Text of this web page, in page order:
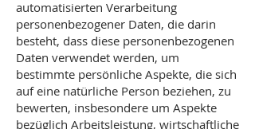
automatisierten Verarbeitung
personenbezogener Daten, die darin
besteht, dass diese personenbezogenen
Daten verwendet werden, um
bestimmte persönliche Aspekte, die sich
auf eine natürliche Person beziehen, zu
bewerten, insbesondere um Aspekte
bezüglich Arbeitsleistung, wirtschaftliche